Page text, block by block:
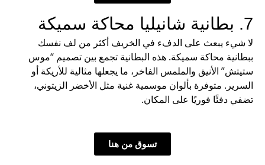
7. بطانية شانيليا محاكة سميكة
لا شيء يبعث على الدفء في الخريف أكثر من لف نفسك
ببطانية محاكة سميكة. هذه البطانية تجمع بين تصميم “موس
ستيتش” الأنيق والملمس الفاخر، ما يجعلها مثالية للأريكة أو
السرير. متوفرة بألوان موسمية غنية مثل الأخضر الزيتوني،
تضفي دفئًا فوريًا على المكان.
تسوق من هنا